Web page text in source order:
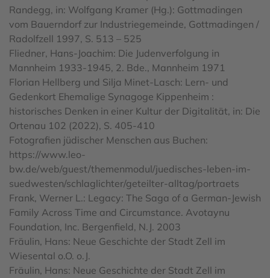
Randegg, in: Wolfgang Kramer (Hg.): Gottmadingen
vom Bauerndorf zur Industriegemeinde, Gottmadingen /
Radolfzell 1997, S. 513 – 525
Fliedner, Hans-Joachim: Die Judenverfolgung in
Mannheim 1933-1945, 2. Bde., Mannheim 1971
Florian Hellberg und Silja Minet-Lasch: Lern- und
Gedenkort Ehemalige Synagoge Kippenheim :
historisches Denken in einer Kultur der Digitalität, in: Die
Ortenau 102 (2022), S. 405-410
Fotografien jüdischer Menschen aus Buchen:
https://www.leo-
bw.de/web/guest/themenmodul/juedisches-leben-im-
suedwesten/schlaglichter/geteilter-alltag/portraets
Frank, Werner L.: Legacy: The Saga of a German-Jewish
Family Across Time and Circumstance. Avotaynu
Foundation, Inc. Bergenfield, N.J. 2003
Fräulin, Hans: Neue Geschichte der Stadt Zell im
Wiesental o.O. o.J.
Fräulin, Hans: Neue Geschichte der Stadt Zell im